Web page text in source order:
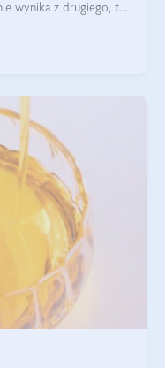
wynika z drugiego, to